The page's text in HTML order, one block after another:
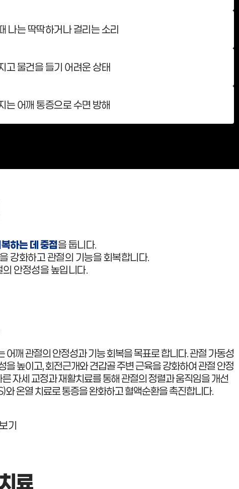
나는 딱딱하거나 걸리는 소리
고 물건을 들기 어려운 상태
는 어깨 통증으로 수면 방해
하는 데 중점을 둡니다.
강화하고 관절의 기능을 회복합니다.
안정성을 높입니다.
어깨 관절의 안정성과 기능 회복을 목표로 합니다. 관절 가동성
을 높이고, 회전근개와 견갑골 주변 근육을 강화하여 관절 안정
자세 교정과 재활치료를 통해 관절의 정렬과 움직임을개선
와 온열 치료로 통증을 완화하고 혈액순환을 촉진합니다.
기
료